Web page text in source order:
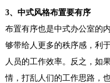
3、中式风格布置要有序
布置有序也是中式办公室的
够带给人更多的秩序感，利
人员的工作效率。反之，如
情，打乱人们的工作思路，
2、深
量...
2018-
工业厂
深圳东